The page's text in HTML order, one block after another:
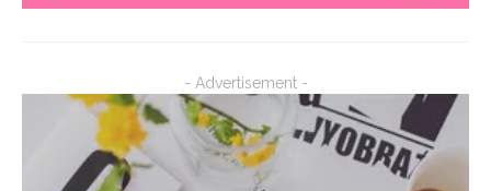
- Advertisement -